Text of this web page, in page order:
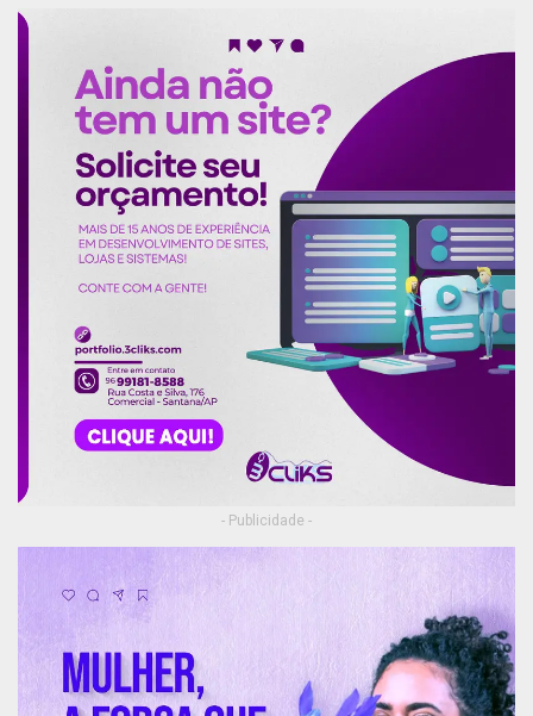
Sargento do Comando de Fronteira Amapá profere a ‘Oração do
Guerreiro de Selva’, durante formatura de recepção ao Comandante
do Exército
O general Leal Pujol e a tradição da 22ª Brigada de Infantaria,
plantando uma muda de bacabeira, símbolo do Amapá
- Publicidade -